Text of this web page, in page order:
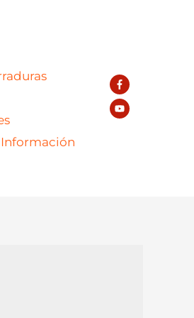
Información